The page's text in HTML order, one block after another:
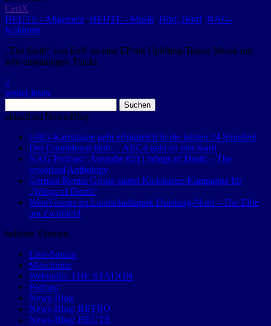
CeriX
HEUTE - Allgemein, HEUTE - Musik, Hört, Hört!, NAG-
Kolumne
„The Sixth“ von EnV ist eine EP mit Uplifting-Trance Musik mit
sehr eingängigen Tracks.
2
weiter lesen
nach:
aktuell im News-Blog
GRG-Kampagne geht erfolgreich in die letzten 24 Stunden!
Der Countdown läuft… ARC4 geht an den Start!
NAG-Podcast | Ausgabe #21 | Wings of Death – The
reworked Anthology
German Remix Group startet Kickstarter-Kampagne für
„Wings of Death“
WestVisions im Landschaftspark Duisburg-Nord – Die Elfte
am Zwölften!
beliebte Themen
Live-Stream
Mitschnitte
Webradio: THE STATION
Podcast
News-Blog
News-Blog: RETRO
News-Blog: HEUTE